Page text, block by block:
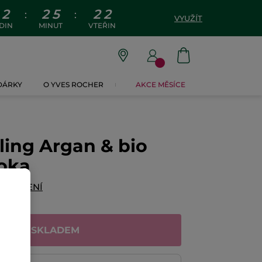
2 : 2 5
MINUT
: 21
VTEŘIN
VYUŽÍT
O YVES ROCHER AKCE MĚSÍCE
Argan & bio
NENÍ SKLADEM